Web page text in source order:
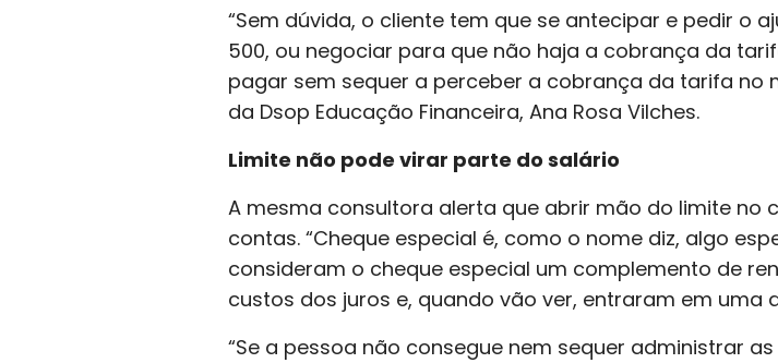
“Sem dúvida, o cliente tem que se antecipar e pedir o
500, ou negociar para que não haja a cobrança da
pagar sem sequer a perceber a cobrança da tarifa no
da Dsop Educação Financeira, Ana Rosa Vilches.
Limite não pode virar parte do salário
A mesma consultora alerta que abrir mão do limite no
contas. “Cheque especial é, como o nome diz, algo
consideram o cheque especial um complemento de
custos dos juros e, quando vão ver, entraram em uma
“Se a pessoa não consegue nem sequer administrar